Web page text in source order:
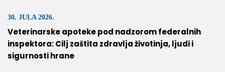
30. JULA 2026.
Veterinarske apoteke pod nadzorom federalnih
inspektora: Cilj zaštita zdravlja životinja, ljudi i
sigurnosti hrane